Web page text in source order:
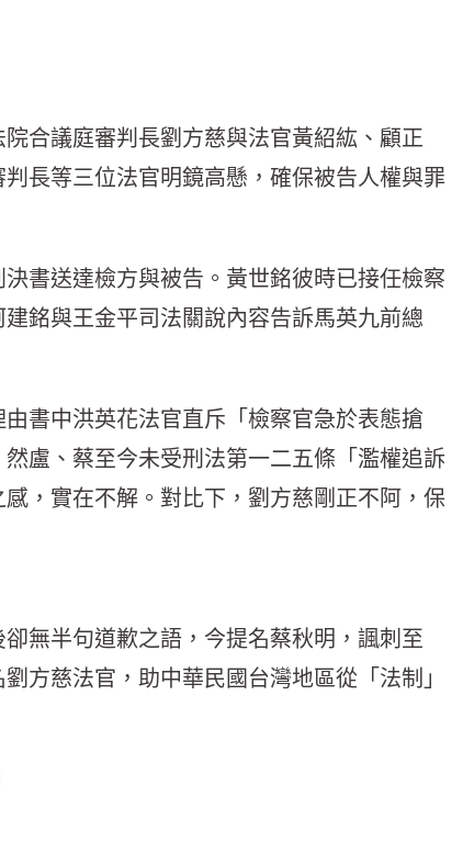
合議庭審判長劉方慈與法官黃紹紘、顧正
長等三位法官明鏡高懸，確保被告人權與罪
書送達檢方與被告。黃世銘彼時已接任檢察
銘與王金平司法關說內容告訴馬英九前總
書中洪英花法官直斥「檢察官急於表態搶
盧、蔡至今未受刑法第一二五條「濫權追訴
，實在不解。對比下，劉方慈剛正不阿，保
無半句道歉之語，今提名蔡秋明，諷刺至
方慈法官，助中華民國台灣地區從「法制」